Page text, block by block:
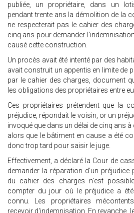
publiée, un propriétaire, dans un
pendant trente ans la démolition de la
ne respecterait pas le cahier des
cinq ans pour demander
causé cette construction.
Un procès avait été intenté par des
avait construit un appentis en limite de
par le cahier des charges, document
les obligations des propriétaires entre
Ces propriétaires prétendent que la
préjudice, répondait le voisin, or un
invoqué que dans un délai de cinq ans
alors que le bâtiment en cause a été
donc trop tard pour saisir le juge.
Effectivement, a déclaré la Cour de
demander la réparation d'un préjudice
du cahier des charges n'est
compter du jour où le préjudice a
connu. Les propriétaires
recevoir d'indemnisation. En revanche,